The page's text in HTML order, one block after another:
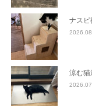
ナスビ
涼む猫